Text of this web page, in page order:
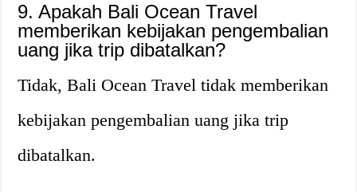
9. Apakah Bali Ocean Travel
memberikan kebijakan pengembalian
uang jika trip dibatalkan?
Tidak, Bali Ocean Travel tidak memberikan
kebijakan pengembalian uang jika trip
dibatalkan.